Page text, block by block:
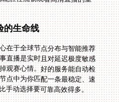
的生命线
在于全球节点分布与智能推荐
直播是实时且对延迟极度敏感
观赛心情。好的服务能自动检
点中为你匹配一条最稳定、速
手动选择要可靠高效得多。